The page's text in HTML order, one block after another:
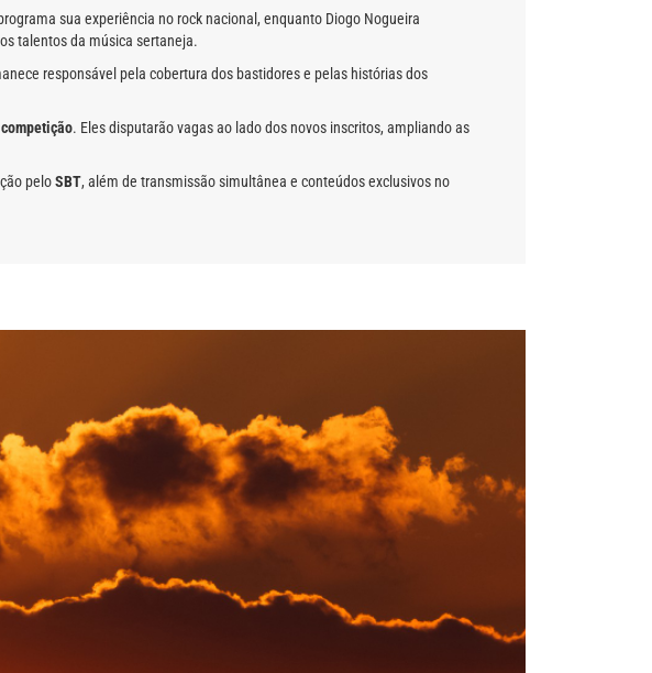
sua experiência no rock nacional, enquanto Diogo Nogueira
talentos da música sertaneja.
responsável pela cobertura dos bastidores e pelas histórias dos
. Eles disputarão vagas ao lado dos novos inscritos, ampliando as
peloSBT, além de transmissão simultânea e conteúdos exclusivos no